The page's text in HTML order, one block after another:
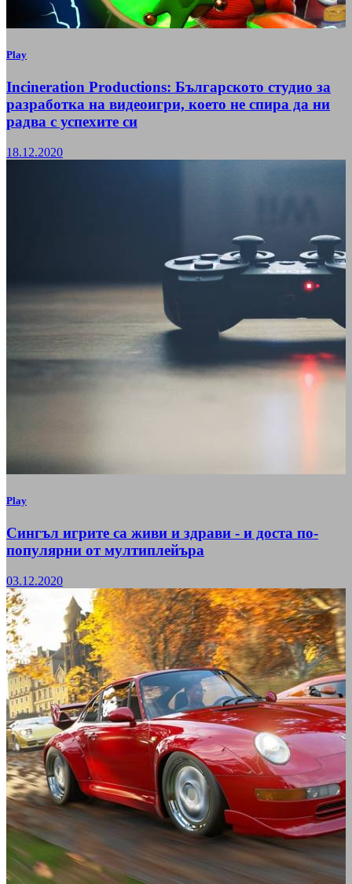
Play
Incineration Productions: Българското студио за
разработка на видеоигри, което не спира да ни
радва с успехите си
18.12.2020
Play
Сингъл игрите са живи и здрави - и доста по-
популярни от мултиплейъра
03.12.2020